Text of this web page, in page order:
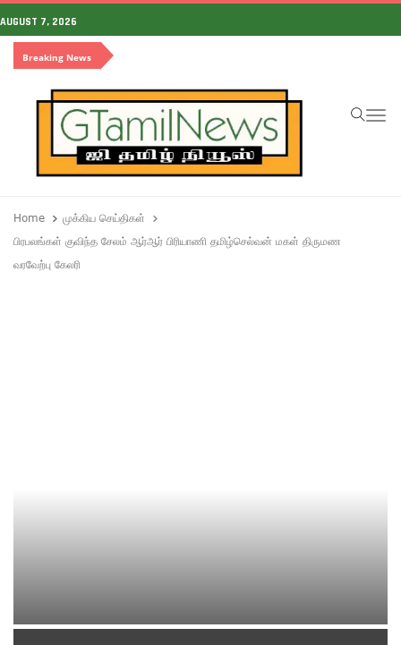
AUGUST 7, 2026
Breaking News
Home
முக்கிய செய்திகள்
பிரபலங்கள் குவிந்த சேலம் ஆர்ஆர் பிரியாணி தமிழ்செல்வன் மகள் திருமண
வரவேற்பு கேலரி